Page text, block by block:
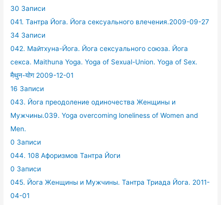
30 Записи
041. Тантра Йога. Йога сексуального влечения.2009-09-27
34 Записи
042. Майтхуна-Йога. Йога сексуального союза. Йога
секса. Maithuna Yoga. Yoga of Sexual-Union. Yoga of Sex.
मैथुन-योग 2009-12-01
16 Записи
043. Йога преодоление одиночества Женщины и
Мужчины.039. Yoga overcoming loneliness of Women and
Men.
0 Записи
044. 108 Афоризмов Тантра Йоги
0 Записи
045. Йога Женщины и Мужчины. Тантра Триада Йога. 2011-
04-01